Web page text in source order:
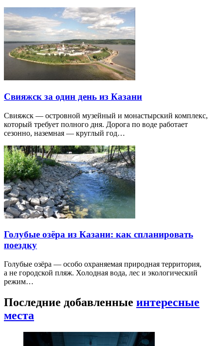
Свияжск за один день из Казани
Свияжск — островной музейный и монастырский комплекс,
который требует полного дня. Дорога по воде работает
сезонно, наземная — круглый год…
Голубые озёра из Казани: как спланировать
поездку
Голубые озёра — особо охраняемая природная территория,
а не городской пляж. Холодная вода, лес и экологический
режим…
Последние добавленные интересные
места